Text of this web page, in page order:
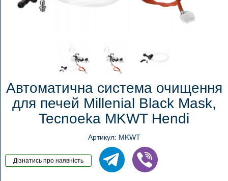
Автоматична система очищення
для печей Millenial Black Mask,
Tecnoeka MKWT Hendi
Артикул: MKWT